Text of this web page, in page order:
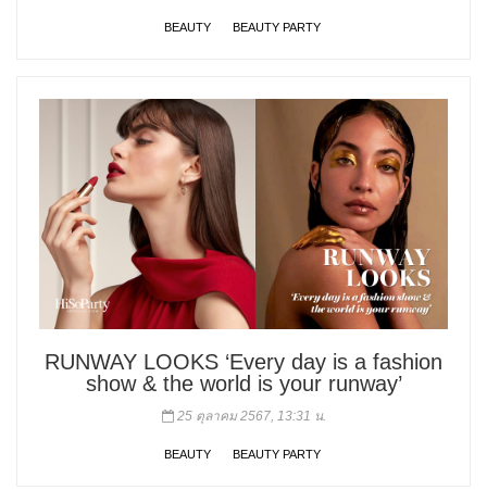
BEAUTY BEAUTY PARTY
RUNWAY LOOKS ‘Every day is a fashion
show & the world is your runway’
25 ตุลาคม 2567, 13:31 น.
BEAUTY BEAUTY PARTY